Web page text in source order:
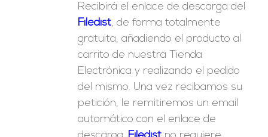
Recibirá el enlace de descarga del
Filedist, de forma totalmente
gratuita, añadiendo el producto al
carrito de nuestra Tienda
Electrónica y realizando el pedido
del mismo. Una vez recibamos su
petición, le remitiremos un email
automático con el enlace de